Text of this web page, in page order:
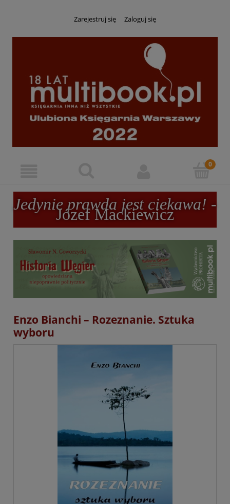
Zarejestruj się Zaloguj się
Jedynie prawda jest ciekawa! -
Józef Mackiewicz
Enzo Bianchi – Rozeznanie. Sztuka
wyboru